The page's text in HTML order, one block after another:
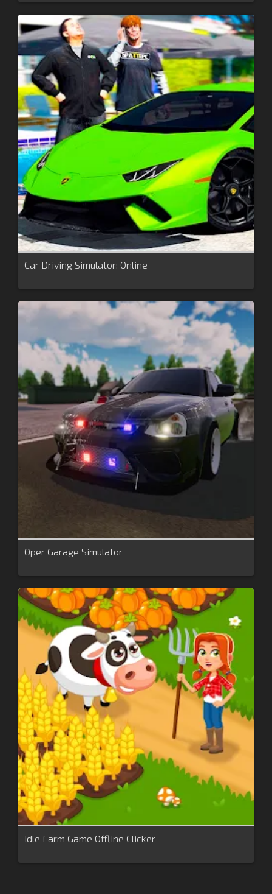
Car Driving Simulator: Online
Oper Garage Simulator
Idle Farm Game Offline Clicker